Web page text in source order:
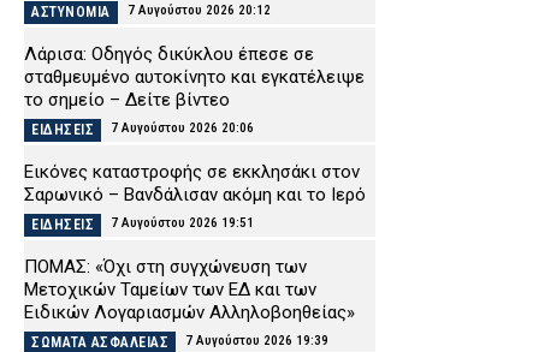
ΑΣΤΥΝΟΜΙΑ 7 Αυγούστου 2026 20:12
Λάρισα: Οδηγός δικύκλου έπεσε σε
σταθμευμένο αυτοκίνητο και εγκατέλειψε
το σημείο – Δείτε βίντεο
ΕΙΔΗΣΕΙΣ 7 Αυγούστου 2026 20:06
Εικόνες καταστροφής σε εκκλησάκι στον
Σαρωνικό – Βανδάλισαν ακόμη και το Ιερό
ΕΙΔΗΣΕΙΣ 7 Αυγούστου 2026 19:51
ΠΟΜΑΣ: «Όχι στη συγχώνευση των
Μετοχικών Ταμείων των ΕΔ και των
Ειδικών Λογαριασμών Αλληλοβοηθείας»
ΣΩΜΑΤΑ ΑΣΦΑΛΕΙΑΣ 7 Αυγούστου 2026 19:39